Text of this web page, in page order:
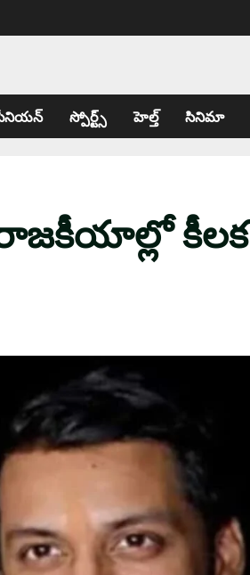
స్పోర్ట్స్ హెల్త్ సినిమా
రాజకీయాల్లో కీలక